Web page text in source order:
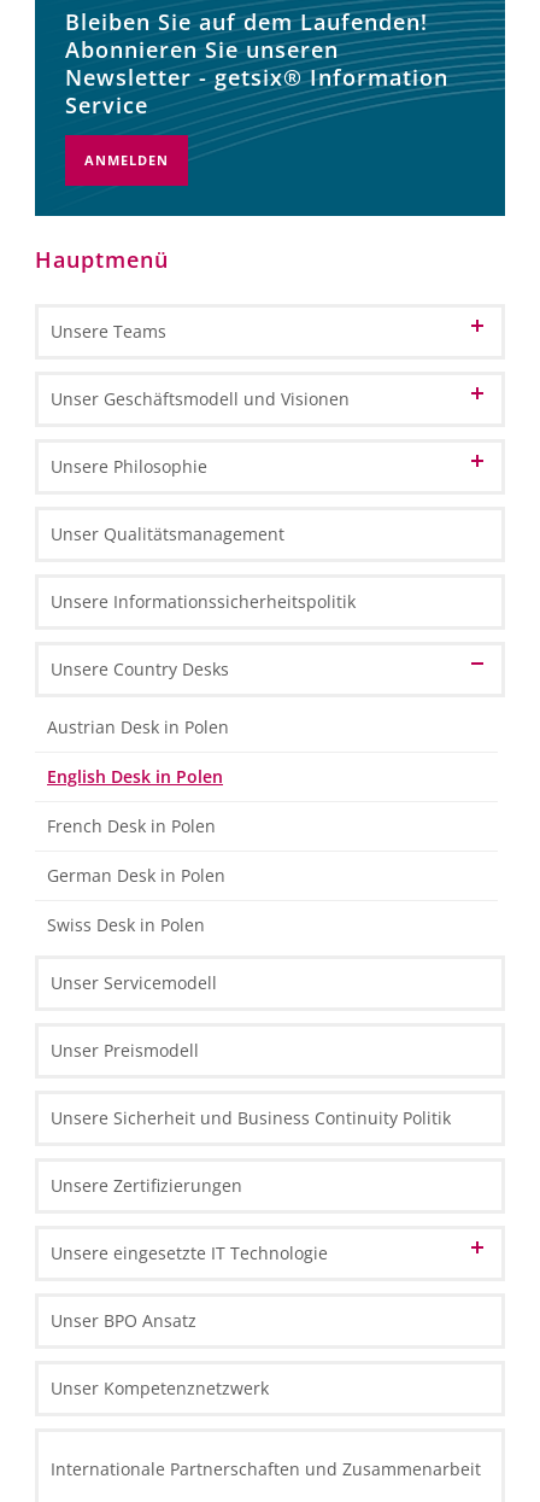
Bleiben Sie auf dem Laufenden!
Abonnieren Sie unseren
Newsletter - getsix® Information
Service
ANMELDEN
Hauptmenü
Unsere Teams
Patron
Büroverwaltung
Steuern & Recht
Marketing und Prozessmanagement
IT-Lösungen
Unser Geschäftsmodell und Visionen
Unsere Vision vom Cloud-Computing
Unsere Philosophie
Unsere Identität
Unsere Mitgliedschaften
Unser Markenname
Unsere Mitarbeiter
Unsere Organisation & Prozesse
Unsere Strategie & Erfolgsfaktoren
Unser Qualitätsmanagement
Unsere Informationssicherheitspolitik
Unsere Country Desks
Austrian Desk in Polen
English Desk in Polen
French Desk in Polen
German Desk in Polen
Swiss Desk in Polen
Unser Servicemodell
Unser Preismodell
Unsere Sicherheit und Business Continuity Politik
Unsere Zertifizierungen
Unsere eingesetzte IT Technologie
Datencenter
Unser BPO Ansatz
Unser Kompetenznetzwerk
Internationale Partnerschaften und Zusammenarbeit